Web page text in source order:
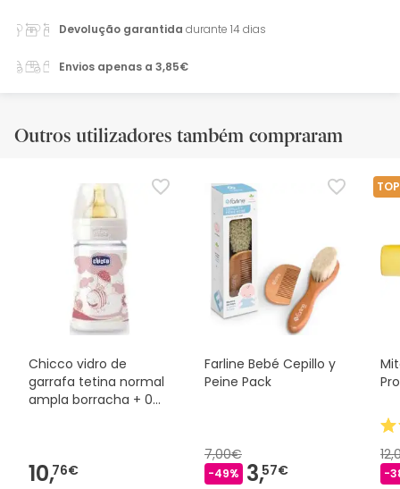
Devolução garantida durante 14 dias
Envios apenas a 3,85€
Outros utilizadores também compraram
Chicco vidro de
garrafa tetina normal
ampla borracha + 0M
10,76€
Farline Bebé Cepillo y
Peine Pack
7,00€
-49% 3,57€ -